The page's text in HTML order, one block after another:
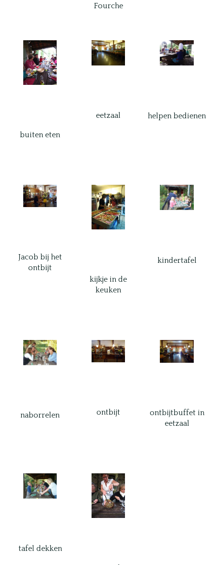
Fourche
buiten eten
eetzaal helpen bedienen
Jacob bij het
ontbijt
kijkje in de
keuken
kindertafel
naborrelen ontbijt
ontbijtbuffet in
eetzaal
tafel dekken